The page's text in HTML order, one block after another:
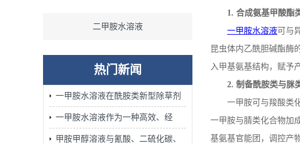
二甲胺水溶液 二甲胺（无水）
热门新闻
一甲胺水溶液在酰胺类新型除草剂
的合成中发挥着不可替代的作用
一甲胺水溶液作为一种高效、经
济、安全的胺化试剂广泛应用
甲胺甲醇溶液与氰酸、二硫化碳、
1.合成氨基甲酸酯
一甲胺水溶液可与
昆虫体内乙酰胆碱酯酶
入甲基氨基结构，赋予
2.制备酰胺类与脒
一甲胺可与羧酸类
一甲胺与腈类化合物加
基氨基官能团，调控产